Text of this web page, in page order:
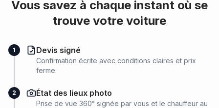
Vous savez à chaque instant où se
trouve votre voiture
1 Devis signé
Confirmation écrite avec conditions claires et prix
ferme.
2 État des lieux photo
Prise de vue 360° signée par vous et le chauffeur au